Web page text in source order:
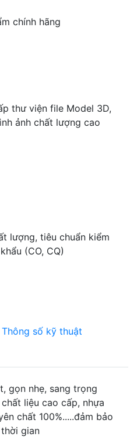
chính hãng
thư viện file Model 3D,
ảnh chất lượng cao
lượng, tiêu chuẩn kiểm
(CO, CQ)
Thông số kỹ thuật
gọn nhẹ, sang trọng
liệu cao cấp, nhựa
chất 100%.....đảm bảo
gian